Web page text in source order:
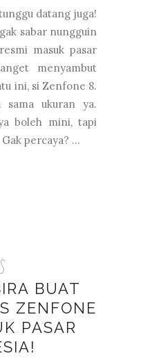
datang juga!
sabar nungguin
masuk pasar
menyambut
ini, si Zenfone 8.
ukuran ya.
boleh mini, tapi
percaya? ...
BUAT
ZENFONE
PASAR